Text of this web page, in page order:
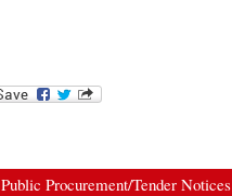
Public Procurement/Tender Notices